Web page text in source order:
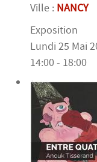
Ville : NANCY
Exposition
Lundi 25 Mai
14:00 - 18:00